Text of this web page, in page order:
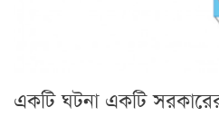
একটি ঘটনা একটি